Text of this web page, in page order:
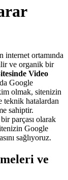
ortamında
ve organik bir
Video
Google
olmak, sitenizin
teknik hatalardan
sahiptir.
parçası olarak
Google
sağlıyoruz.
ve